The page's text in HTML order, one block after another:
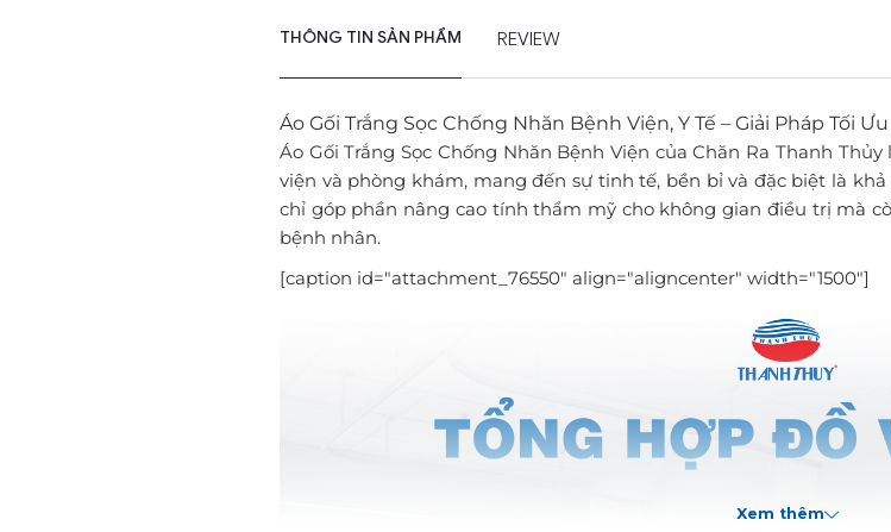
THÔNG TIN SẢN PHẨM REVIEW
Áo Gối Trắng Sọc Chống Nhăn Bệnh Viện, Y Tế – Giải Pháp Tối Ưu
Áo Gối Trắng Sọc Chống Nhăn Bệnh Viện của Chăn Ra Thanh
viện và phòng khám, mang đến sự tinh tế, bền bỉ và đặc biệt là
chỉ góp phần nâng cao tính thẩm mỹ cho không gian điều trị mà
bệnh nhân.
[caption id="attachment_76550" align="aligncenter" width="1500"]
Xem thêm